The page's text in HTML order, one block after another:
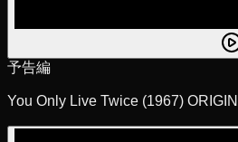
予告編
You Only Live Twice (1967)